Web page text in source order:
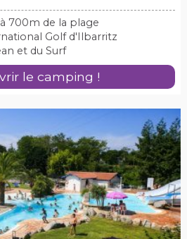
700m de la plage
Golf d'Ilbarritz
et du Surf
le camping !